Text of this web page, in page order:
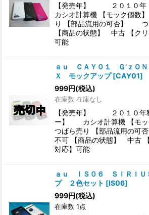
【発売年】 ２０１０
カシオ計算機 【モック個数
り 【部品流用の可否】 つ
【商品の状態】 中古 【クリ
可能
ａｕ ＣＡＹ０１ Ｇ’ｚＯ
Ｘ モックアップ [CAY01]
999円(税込)
在庫数 在庫なし
【発売年】 ２０１０年
ー】 カシオ計算機 【モ
つばら売り 【部品流用の
不可 【商品の状態】 中古
対応】可能
ａｕ ＩＳ０６ ＳＩＲＩ
プ ２色セット [IS06]
999円(税込)
在庫数 1点